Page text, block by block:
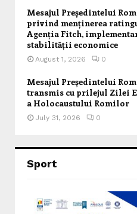
Mesajul Președintelui
privind menținerea
Agenția Fitch,
stabilității economice
August 1, 2026 0
Mesajul Președintelui
transmis cu prilejul Zilei
a Holocaustului Romilor
July 31, 2026 0
Sport